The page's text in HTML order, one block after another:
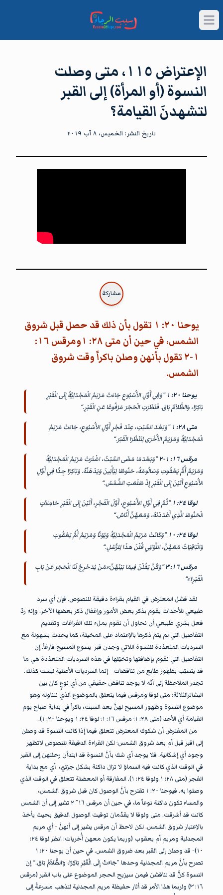
Open main menu
الإعتراض ١١٥، متى وصلت
النسوة (أو المرأة) إلى القبر
لتشهدنَ القيامة؟
تاريخ النشر: الخميس، ٨ آب ٢٠١٩
مشاركة
يوحنا ٢٠: ١ تقول بأن ذلك قد حصل قبل شروق
الشمس، في حين أن متى ٢٨: ١ومرقس ١٦:
١-٢ تقول بأنهن وصلن باكراً وقت شروق
الشمس.
يوحنا ٢٠: ١
”وَفِي أَوَّلِ الأُسْبُوعِ جَاءَتْ مَرْيَمُ الْمَجْدَلِيَّةُ إِلَى الْقَبْرِ
بَاكِرًا، وَالظَّلاَمُ بَاق. فَنَظَرَتِ الْحَجَرَ مَرْفُوعًا عَنِ الْقَبْرِ.“
متى ٢٨: ١
”وَبَعْدَ السَّبْتِ، عِنْدَ فَجْرِ أَوَّلِ الأُسْبُوعِ، جَاءَتْ مَرْيَمُ
الْمَجْدَلِيَّةُ وَمَرْيَمُ الأُخْرَى لِتَنْظُرَا الْقَبْرَ.“
مرقس ١٦: ١-٢
”وَبَعْدَمَا مَضَى السَّبْتُ، اشْتَرَتْ مَرْيَمُ الْمَجْدَلِيَّةُ
وَمَرْيَمُ أُمُّ يَعْقُوبَ وَسَالُومَةُ، حَنُوطًا لِيَأْتِينَ وَيَدْهَنَّهُ. وَبَاكِرًا جِدًّا فِي أَوَّلِ
الأُسْبُوعِ أَتَيْنَ إِلَى الْقَبْرِ إِذْ طَلَعَتِ الشَّمْسُ.“
لوقا ٢٤: ١
”ثُمَّ فِي أَوَّلِ الأُسْبُوعِ، أَوَّلَ الْفَجْرِ، أَتَيْنَ إِلَى الْقَبْرِ حَامِلاَتٍ
الْحَنُوطَ الَّذِي أَعْدَدْنَهُ، وَمَعَهُنَّ أُنَاسٌ.“
لوقا ٢٤: ١٠
”وَكَانَتْ مَرْيَمُ الْمَجْدَلِيَّةُ وَيُوَنَّا وَمَرْيَمُ أُمُّ يَعْقُوبَ
وَالْبَاقِيَاتُ مَعَهُنَّ، اللَّوَاتِي قُلْنَ هذَا لِلرُّسُلِ.“
مرقس ١٦: ٣
”وَكُنَّ يَقُلْنَ فِيمَا بَيْنَهُنَّ:«مَنْ يُدَحْرِجُ لَنَا الْحَجَرَ عَنْ بَابِ
الْقَبْرِ؟»“
لقد فشل المعترض في القيام بقراءة دقيقة للنصوص. فإن أي سرد
طبيعي للأحداث يقوم بذكر بعض الأمور وإغفال ذكر بعضها الآخر. وإنه ردّ
فعل بشري طبيعي أن نحاول أن نقوم بملء تلك الفراغات وتقديم
التفاصيل التي لم يتم ذكرها بالإعتماد على المخيلة، كما يحدث بسهولة مع
السرديات المتعدّدة للنسوة اللاتي وجدن قبر يسوع المسيح فارغاً. إن
التفاصيل التي نقوم بإضافتها وتخيّلها في هذه السرديات المتعدّدة هي ما
قد يتسبّب بظهور طابع من تناقضات - إنما السرديات الأصلية ليست كذلك.
تجدر الملاحظة إلى أنَه لا يوجد تناقض حقيقي من أي نوعٍ كان بين
البشائرالثلاثة: متى لوقا ومرقس فيما يتعلق بالموضوع الذي نتناوله وهو
موضوع النسوة وظهور المسيح لهنَّ بعد السبت، باكراً في بداية صباح يوم
القيامة أي الأحد (متى ٢٨: ١؛ مرقس ١٦: ١؛ لوقا ٢٤: ١ ويوحنا ٢٠: ١).
من المفترض أن شكوك المعترض تتعلق فيما إذا كانت النسوة قد وصلن
إلى اقبر قبل أم بعد شروق الشمس؛ لكن القراءة الدقيقة للنصوص لاتظهر
وجود أي إشكالية. فلا يوجد أي شك بأنَّ النسوة قد ابتدأن رحلتهن إلى القبر
في الوقت الذي كانت فيه السماؤ لا تزال داكنة بشكل جزئيّ، أي مع بداية
الفجر (متى ٢٨: ١ ولوقا ٢٤: ١). المفارقة أو المعضلة تتعلق في الوقت الذي
وصلوا به. فيوحنا ٢٠: ١ تقترح بأنَّ الوصول كان قبل شروق الشمس،
والمساء تكون داكنة نوعاً ما، في حين أن مرقس ١٦” ٢ تشير إلى أن الشمس
كانت قد أشرقت. متى ولوقا لا يقدّمان توقيت الوصول الدقيق بحيث يأخذ
بالإعتبار شروق الشمس. لكن لاحظ أن مرقس يشير إلى أنهنَّ - أي مريم
المجدلية ومريم أم يعقوب (وربما يكون معهن أُخريات: انظر لوقا ٢٤:
١٠)- قد وصلن إلى القبر بعد ضروق الشمس. في حين أن يوحنا ٢٠: ١
تصرح بأنَّ مريم المجدلية وحدها ”جَاءَتْ إِلَى الْقَبْرِ بَاكِرًا، وَالظَّلاَمُ بَاق.“ إن
النسوة كنَّ قد تناقشن فيمن سيزيح الحجر الموضوع على باب القبر (مرقس
١٦: ٣) ولربما هذا الأمر قد أثار حفيظة مريم المجدلية لتذهب مسرعةً إلى